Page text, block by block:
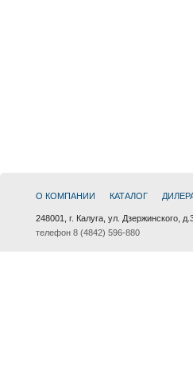
О КОМПАНИИ КАТАЛОГ
248001, г. Калуга, ул. Дзержинского,
телефон 8 (4842) 596-880